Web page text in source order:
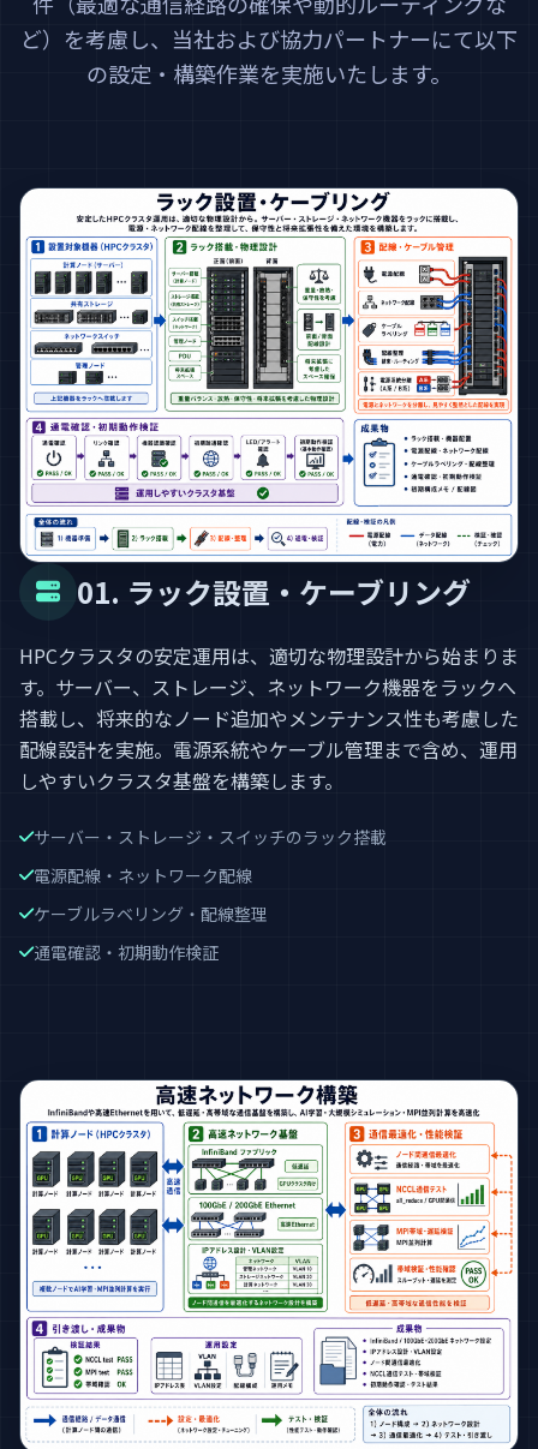
ど）を考慮し、当社および協力パートナーにて以下
の設定・構築作業を実施いたします。
01. ラック設置・ケーブリング
HPCクラスタの安定運用は、適切な物理設計から始まりま
す。サーバー、ストレージ、ネットワーク機器をラックへ
搭載し、将来的なノード追加やメンテナンス性も考慮した
配線設計を実施。電源系統やケーブル管理まで含め、運用
しやすいクラスタ基盤を構築します。
サーバー・ストレージ・スイッチのラック搭載
電源配線・ネットワーク配線
ケーブルラベリング・配線整理
通電確認・初期動作検証